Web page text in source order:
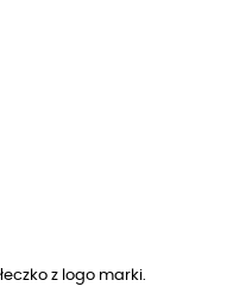
z logo marki.